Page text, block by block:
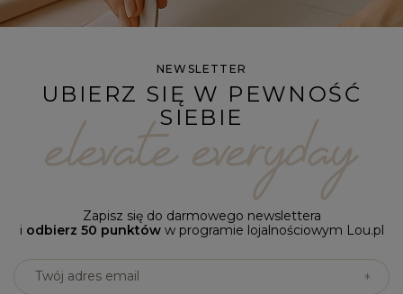
NEWSLETTER
UBIERZ SIĘ W PEWNOŚĆ
SIEBIE
Zapisz się do darmowego newslettera
i odbierz 50 punktóww programie lojalnościowym Lou.pl
Twój adres email